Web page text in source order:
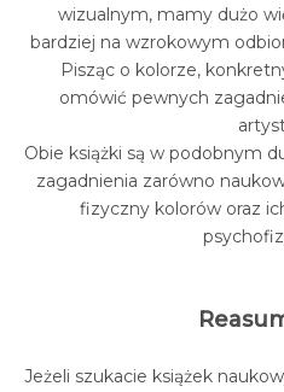
wizualnym, mamy dużo
bardziej na wzrokowym
Pisząc o kolorze,
omówić pewnych
Obie książki są w podobnym
zagadnienia zarówno
fizyczny kolorów oraz
Jeżeli szukacie książek